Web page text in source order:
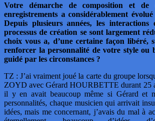
Votre démarche de composition et de
enregistrements a considérablement
Depuis plusieurs années, les interactions
processus de création se sont largement
choix vous a, d’une certaine façon libéré,
renforcer la personnalité de votre style ou
guidé par les circonstances ?
TZ : J’ai vraiment joué la carte du groupe
ZOYD avec Gérard HOURBETTE durant 25
il y en avait beaucoup même si Gérard et
personnalités, chaque musicien qui arrivait
idées, mais me concernant, j’avais du mal à